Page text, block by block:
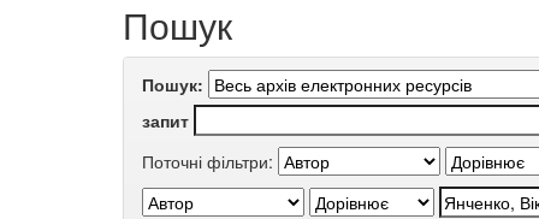
Пошук
Пошук:
запит
Поточні фільтри: